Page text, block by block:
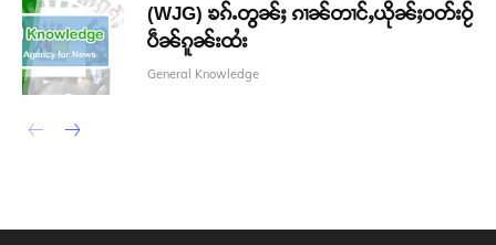
(WJG) ၶၵ်ႉတွၼ်ႈ ၵၢၼ်တၢင်ႇယိုၼ်ႈဝတ်းဝႂ်
ပဵၼ်ၵူၼ်းထႆး
General Knowledge